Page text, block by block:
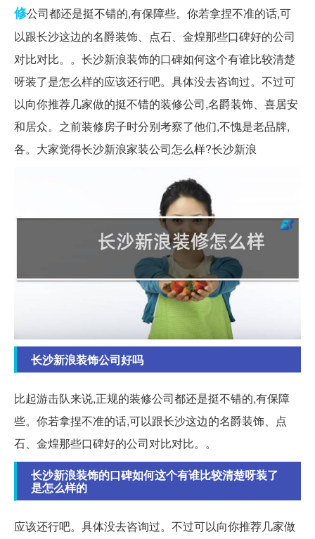
修公司都还是挺不错的,有保障些。你若拿捏不准的话,可
以跟长沙这边的名爵装饰、点石、金煌那些口碑好的公司
对比对比。。长沙新浪装饰的口碑如何这个有谁比较清楚
呀装了是怎么样的应该还行吧。具体没去咨询过。不过可
以向你推荐几家做的挺不错的装修公司,名爵装饰、喜居安
和居众。之前装修房子时分别考察了他们,不愧是老品牌,
各。大家觉得长沙新浪家装公司怎么样?长沙新浪
长沙新浪装饰公司好吗
比起游击队来说,正规的装修公司都还是挺不错的,有保障
些。你若拿捏不准的话,可以跟长沙这边的名爵装饰、点
石、金煌那些口碑好的公司对比对比。。
长沙新浪装饰的口碑如何这个有谁比较清楚呀装了
是怎么样的
应该还行吧。具体没去咨询过。不过可以向你推荐几家做